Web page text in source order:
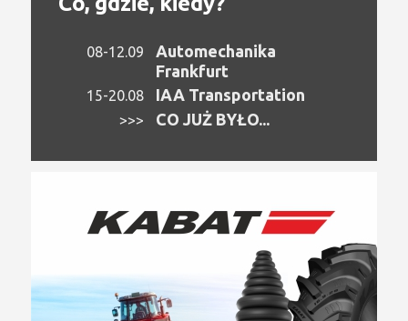
08-12.09
Automechanika
Frankfurt
15-20.08 IAA Transportation
>>> CO JUŻ BYŁO...